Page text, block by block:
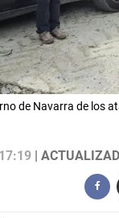
de Navarra de los
|